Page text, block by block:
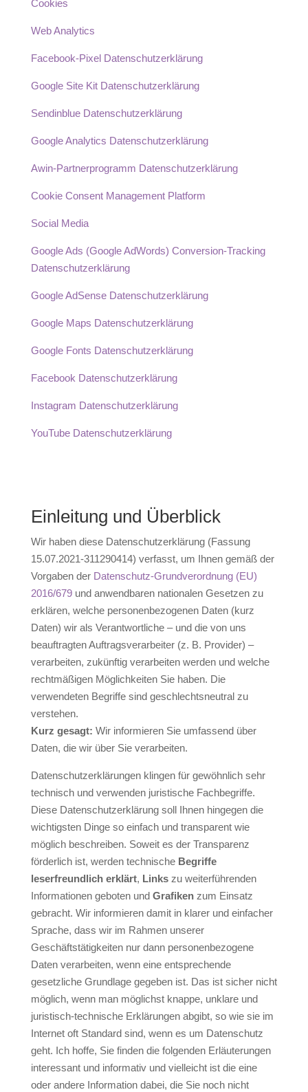
Cookies
Web Analytics
Facebook-Pixel Datenschutzerklärung
Google Site Kit Datenschutzerklärung
Sendinblue Datenschutzerklärung
Google Analytics Datenschutzerklärung
Awin-Partnerprogramm Datenschutzerklärung
Cookie Consent Management Platform
Social Media
Google Ads (Google AdWords) Conversion-Tracking
Datenschutzerklärung
Google AdSense Datenschutzerklärung
Google Maps Datenschutzerklärung
Google Fonts Datenschutzerklärung
Facebook Datenschutzerklärung
Instagram Datenschutzerklärung
YouTube Datenschutzerklärung
Einleitung und Überblick
Wir haben diese Datenschutzerklärung (Fassung
15.07.2021-311290414) verfasst, um Ihnen gemäß der
Vorgaben der Datenschutz-Grundverordnung (EU)
2016/679und anwendbaren nationalen Gesetzen zu
erklären, welche personenbezogenen Daten (kurz
Daten) wir als Verantwortliche – und die von uns
beauftragten Auftragsverarbeiter (z. B. Provider) –
verarbeiten, zukünftig verarbeiten werden und welche
rechtmäßigen Möglichkeiten Sie haben. Die
verwendeten Begriffe sind geschlechtsneutral zu
verstehen.
Kurz gesagt: Wir informieren Sie umfassend über
Daten, die wir über Sie verarbeiten.
Datenschutzerklärungen klingen für gewöhnlich sehr
technisch und verwenden juristische Fachbegriffe.
Diese Datenschutzerklärung soll Ihnen hingegen die
wichtigsten Dinge so einfach und transparent wie
möglich beschreiben. Soweit es der Transparenz
förderlich ist, werden technische Begriffe
leserfreundlich erklärt, Linkszu weiterführenden
Informationen geboten und Grafikenzum Einsatz
gebracht. Wir informieren damit in klarer und einfacher
Sprache, dass wir im Rahmen unserer
Geschäftstätigkeiten nur dann personenbezogene
Daten verarbeiten, wenn eine entsprechende
gesetzliche Grundlage gegeben ist. Das ist sicher nicht
möglich, wenn man möglichst knappe, unklare und
juristisch-technische Erklärungen abgibt, so wie sie im
Internet oft Standard sind, wenn es um Datenschutz
geht. Ich hoffe, Sie finden die folgenden Erläuterungen
interessant und informativ und vielleicht ist die eine
oder andere Information dabei, die Sie noch nicht